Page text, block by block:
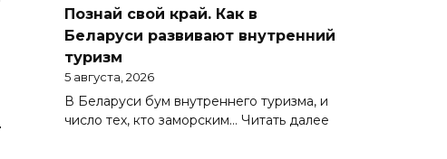
Познай свой край. Как в
Беларуси развивают внутренний
туризм
5 августа, 2026
В Беларуси бум внутреннего туризма, и
число тех, кто заморским… Читать далее